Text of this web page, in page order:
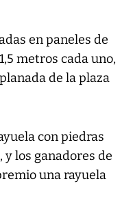
en paneles de
metros cada uno,
de la plaza
con piedras
los ganadores de
una rayuela